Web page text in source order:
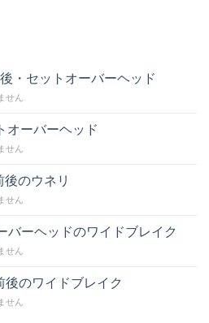
セットオーバーヘッド
せん
ーバーヘッド
せん
のウネリ
せん
ーヘッドのワイドブレイク
せん
のワイドブレイク
せん